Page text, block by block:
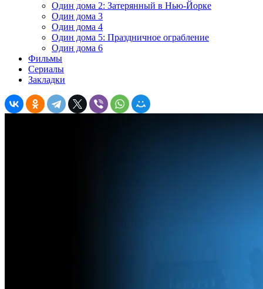
Один дома 2: Затерянный в Нью-Йорке
Один дома 3
Один дома 4
Один дома 5: Праздничное ограбление
Один дома 6
Фильмы
Сериалы
Закладки